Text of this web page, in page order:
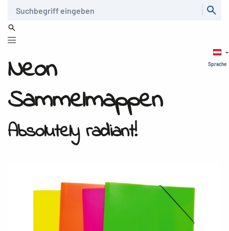
Sprache
Neon
Sammelmappen
Absolutely radiant!